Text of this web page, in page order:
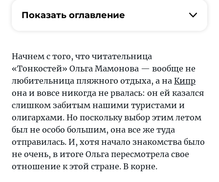
знакомства
итоге
пересмотрела
отношение
этой
Показать оглавление
Начнем с того, что читательница
«Тонкостей» Ольга Мамонова — вообще не
любительница пляжного отдыха, а на Кипр
она и вовсе никогда не рвалась: он ей казался
слишком забитым нашими туристами и
олигархами. Но поскольку выбор этим летом
был не особо большим, она все же туда
отправилась. И, хотя начало знакомства было
не очень, в итоге Ольга пересмотрела свое
отношение к этой стране. В корне.